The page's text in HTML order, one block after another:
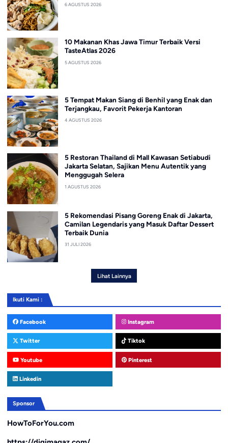
6 AGUSTUS 2026
10 Makanan Khas Jawa Timur Terbaik Versi
TasteAtlas 2026
5 AGUSTUS 2026
5 Tempat Makan Siang di Benhil yang Enak dan
Terjangkau, Favorit Pekerja Kantoran
4 AGUSTUS 2026
5 Restoran Thailand di Mall Kawasan Setiabudi
Jakarta Selatan, Sajikan Menu Autentik yang
Menggugah Selera
1 AGUSTUS 2026
5 Rekomendasi Pisang Goreng Enak di Jakarta,
Camilan Legendaris yang Masuk Daftar Dessert
Terbaik Dunia
31 JULI 2026
Lihat Lainnya
Ikuti Kami :
Facebook Instagram
Twitter Tiktok
Youtube Pinterest
Linkedin
Sponsor
HowToForYou.com